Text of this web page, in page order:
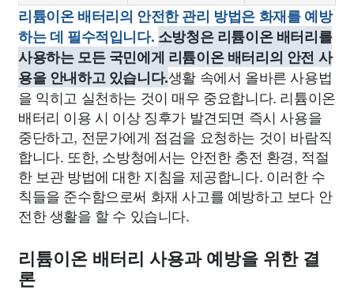
리튬이온 배터리의 안전한 관리 방법은 화재를 예방
하는 데 필수적입니다. 소방청은 리튬이온 배터리를
사용하는 모든 국민에게 리튬이온 배터리의 안전 사
용을 안내하고 있습니다.생활 속에서 올바른 사용법
을 익히고 실천하는 것이 매우 중요합니다. 리튬이온
배터리 이용 시 이상 징후가 발견되면 즉시 사용을
중단하고, 전문가에게 점검을 요청하는 것이 바람직
합니다. 또한, 소방청에서는 안전한 충전 환경, 적절
한 보관 방법에 대한 지침을 제공합니다. 이러한 수
칙들을 준수함으로써 화재 사고를 예방하고 보다 안
전한 생활을 할 수 있습니다.
리튬이온 배터리 사용과 예방을 위한 결
론